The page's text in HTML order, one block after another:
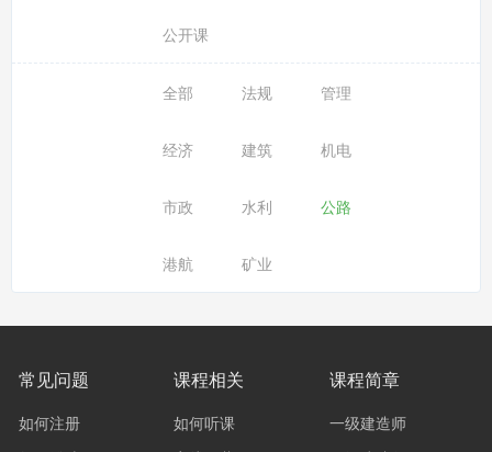
公开课
全部 法规 管理
经济 建筑 机电
市政 水利 公路
港航 矿业
常见问题
如何注册
课程相关
如何听课
课程简章
一级建造师